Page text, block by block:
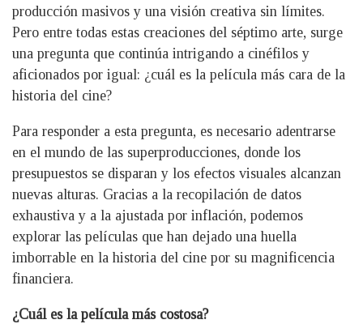
producción masivos y una visión creativa sin límites.
Pero entre todas estas creaciones del séptimo arte, surge
una pregunta que continúa intrigando a cinéfilos y
aficionados por igual: ¿cuál es la película más cara de la
historia del cine?
Para responder a esta pregunta, es necesario adentrarse
en el mundo de las superproducciones, donde los
presupuestos se disparan y los efectos visuales alcanzan
nuevas alturas. Gracias a la recopilación de datos
exhaustiva y a la ajustada por inflación, podemos
explorar las películas que han dejado una huella
imborrable en la historia del cine por su magnificencia
financiera.
¿Cuál es la película más costosa?